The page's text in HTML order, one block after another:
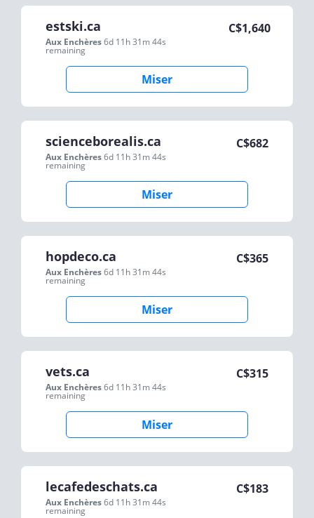
estski.ca
Aux Enchères6d 11h 31m 44s
remaining
C$1,640
Miser
scienceborealis.ca
Aux Enchères6d 11h 31m 44s
remaining
C$682
Miser
hopdeco.ca
Aux Enchères6d 11h 31m 44s
remaining
C$365
Miser
vets.ca
Aux Enchères6d 11h 31m 44s
remaining
C$315
Miser
lecafedeschats.ca
Aux Enchères6d 11h 31m 44s
remaining
C$183